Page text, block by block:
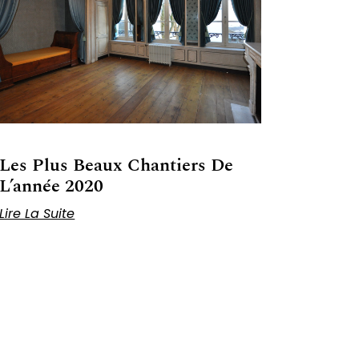
Les Plus Beaux Chantiers De
L’année 2020
Lire La Suite